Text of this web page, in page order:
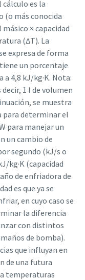
cálculo es la
(o más conocida
× capacidad
(∆T). La
expresa de forma
un porcentaje
4,8 kJ/kg·K. Nota:
decir, 1 l de volumen
se muestra
para determinar el
para manejar un
un cambio de
segundo (kJ/s o
kg·K (capacidad
de enfriadora de
es que ya se
en cuyo caso se
la diferencia
con distintos
de bomba).
que influyan en
de una futura
temperaturas